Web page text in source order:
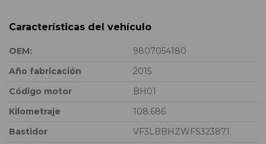
Características del vehículo
OEM:
9807054180
Año fabricación
2015
Código motor
BH01
Kilometraje
108.686
Bastidor
VF3LBBHZWFS323871